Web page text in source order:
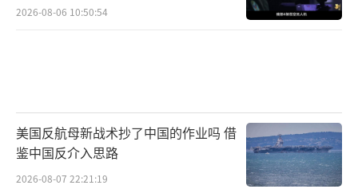
2026-08-06 10:50:54
美国反航母新战术抄了中国的作业吗 借
鉴中国反介入思路
2026-08-07 22:21:19